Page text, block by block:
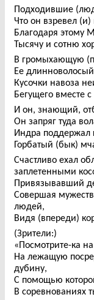
Подходившие
Что он взревел
Благодаря этому
Тысячу и сотню
В громыхающую
Ее
Кусочки навоза
Бегущего вместе
И он, знающий,
Он запряг туда
Индра поддержал
Горбатый (бык)
Счастливо ехал
заплетенными
Привязывавший
Совершая
людей,
Видя (впереди)
(Зрители:)
«Посмотрите-ка
На лежащую
дубину,
С помощью
В соревнованиях